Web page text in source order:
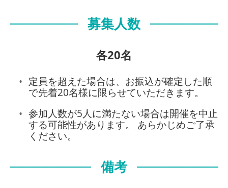
募集人数
各20名
定員を超えた場合は、お振込が確定した順
で先着20名様に限らせていただきます。
参加人数が5人に満たない場合は開催を中止
する可能性があります。 あらかじめご了承
ください。
備考